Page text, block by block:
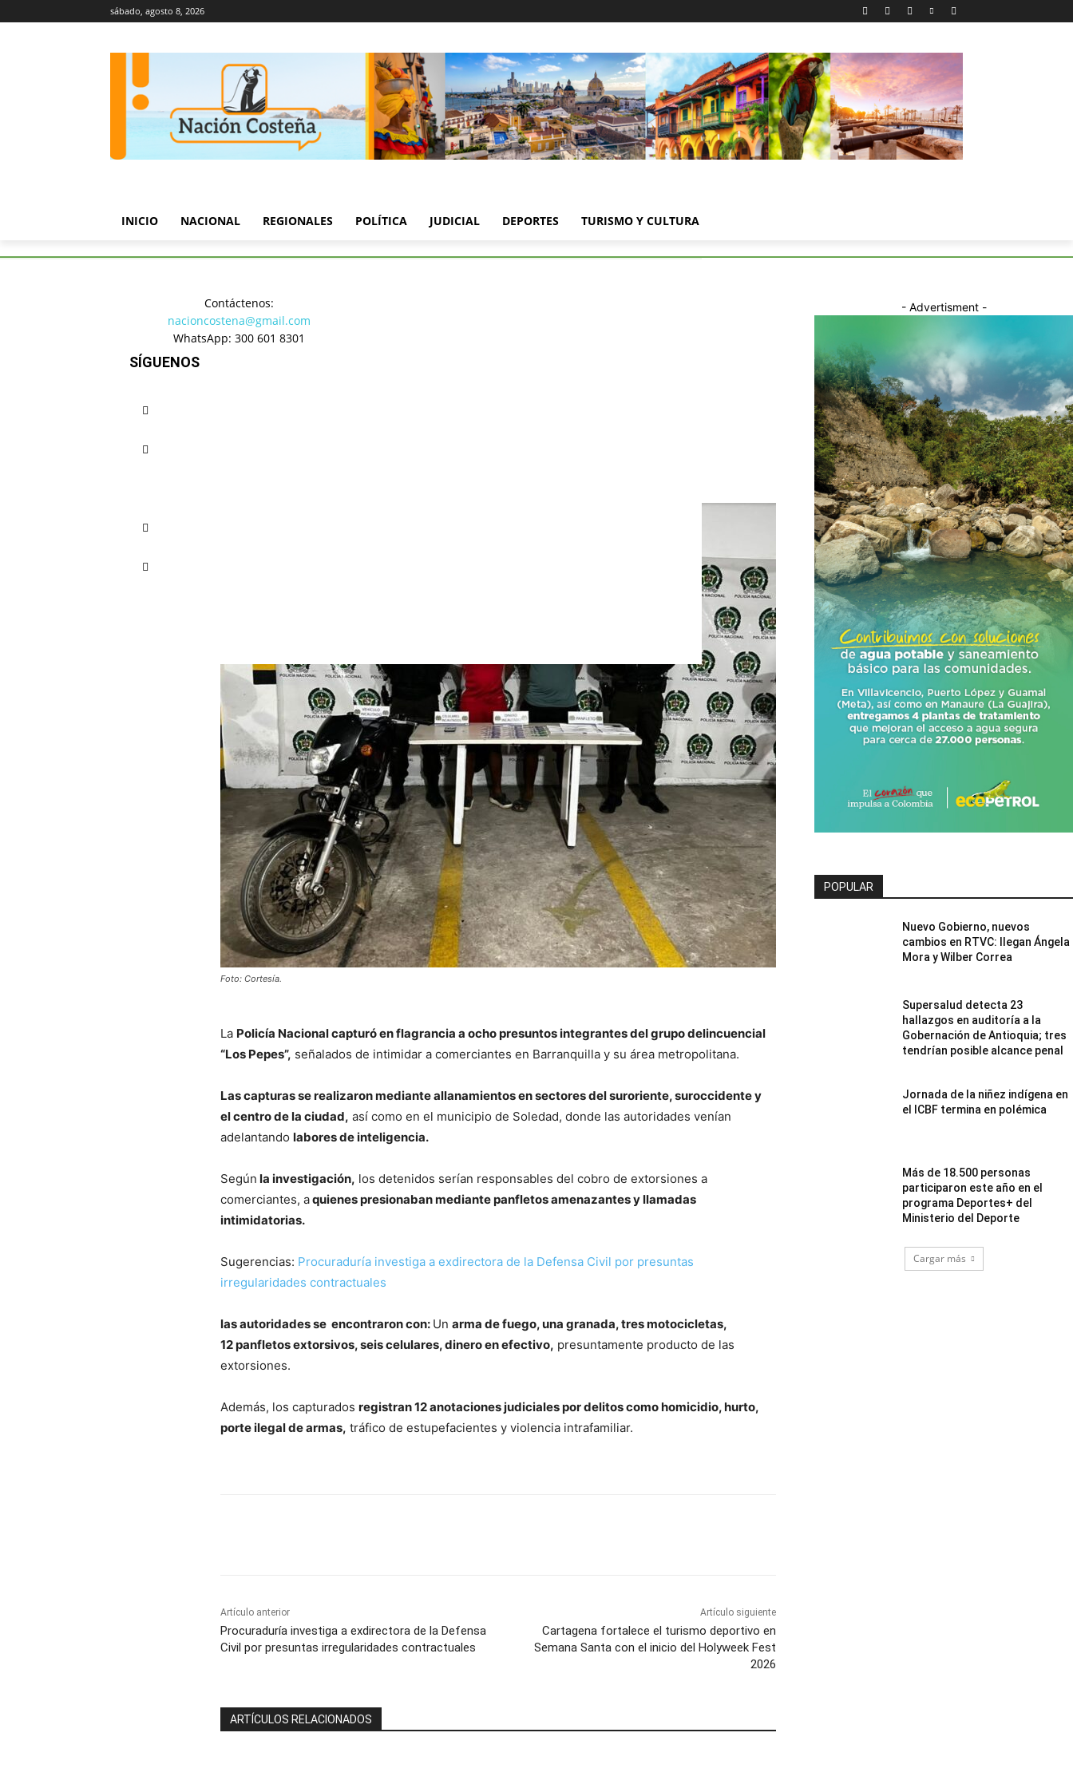
sábado, agosto 8, 2026
INICIO NACIONAL REGIONALES POLÍTICA JUDICIAL DEPORTES TURISMO Y CULTURA
Judicial
Capturan a ocho presuntos
Foto: Cortesía.
La Policía Nacional capturó en flagrancia a ocho presuntos integrantes del grupo delincuencial
“Los Pepes”, señalados de intimidar a comerciantes en Barranquilla y su área metropolitana.
Las capturas se realizaron mediante allanamientos en sectores del suroriente, suroccidente y
el centro de la ciudad, así como en el municipio de Soledad, donde las autoridades venían
adelantando labores de inteligencia.
Según la investigación, los detenidos serían responsables del cobro de extorsiones a
comerciantes, aquienes presionaban mediante panfletos amenazantes y llamadas
intimidatorias.
Sugerencias: Procuraduría investiga a exdirectora de la Defensa Civil por presuntas
irregularidades contractuales
las autoridades se encontraron con: Un arma de fuego, una granada, tres motocicletas,
12 panfletos extorsivos, seis celulares, dinero en efectivo, presuntamente producto de las
extorsiones.
Además, los capturados registran 12 anotaciones judiciales por delitos como homicidio, hurto,
porte ilegal de armas, tráfico de estupefacientes y violencia intrafamiliar.
Artículo anterior
Procuraduría investiga a exdirectora de la Defensa
Civil por presuntas irregularidades contractuales
Artículo siguiente
Cartagena fortalece el turismo deportivo en
Semana Santa con el inicio del Holyweek Fest
2026
ARTÍCULOS RELACIONADOS
- Advertisment -
POPULAR
Nuevo Gobierno, nuevos
cambios en RTVC: llegan Ángela
Mora y Wilber Correa
Supersalud detecta 23
hallazgos en auditoría a la
Gobernación de Antioquia; tres
tendrían posible alcance penal
Jornada de la niñez indígena en
el ICBF termina en polémica
Más de 18.500 personas
participaron este año en el
programa Deportes+ del
Ministerio del Deporte
Cargar más
Contáctenos:
nacioncostena@gmail.com
WhatsApp: 300 601 8301
SÍGUENOS